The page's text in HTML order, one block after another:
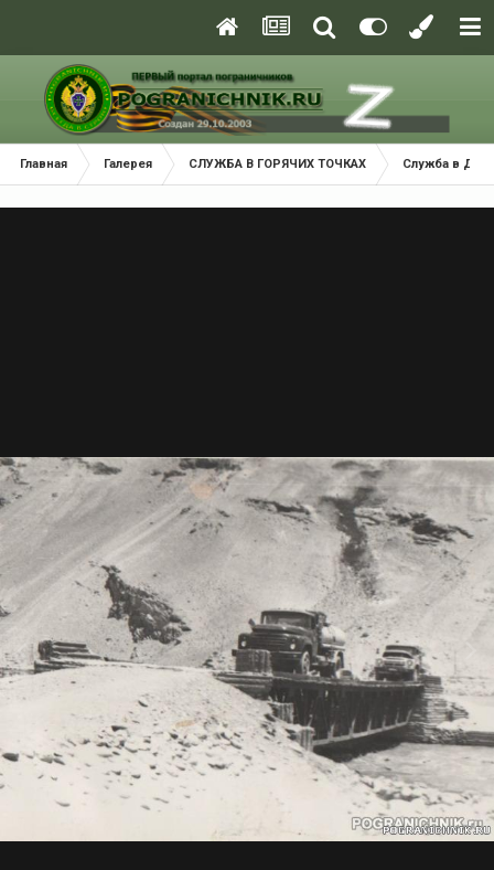
Главная Галерея СЛУЖБА В ГОРЯЧИХ ТОЧКАХ Служба в ДРА